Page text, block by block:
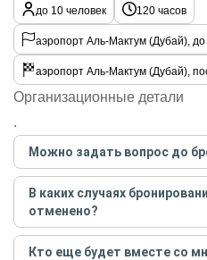
до 10 человек 120 часов
аэропорт Аль-Мактум (Дубай),
аэропорт Аль-Мактум (Дубай),
Организационные детали
.
Можно задать вопрос до
Достаточно перейти по
написать гиду. Платить при
согласуйте с гидом
этого бронируйте экскурсию.
В каких случаях
отменено?
Только в случае
например, если экскурсия на
Кто еще будет вместе со